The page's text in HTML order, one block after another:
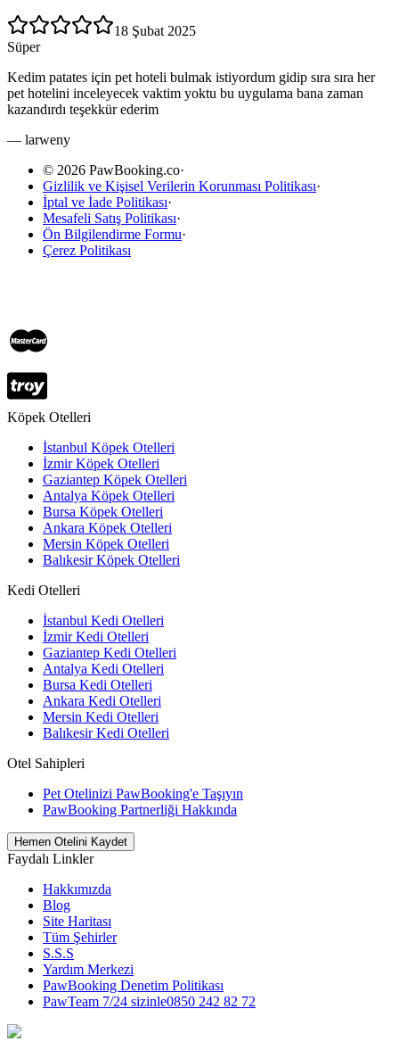
18 Şubat 2025
Süper
Kedim patates için pet hoteli bulmak istiyordum gidip sıra sıra her
pet hotelini inceleyecek vaktim yoktu bu uygulama bana zaman
kazandırdı teşekkür ederim
— larweny
© 2026 PawBooking.co·
Gizlilik ve Kişisel Verilerin Korunması Politikası·
İptal ve İade Politikası·
Mesafeli Satış Politikası·
Ön Bilgilendirme Formu·
Çerez Politikası
Köpek Otelleri
İstanbul Köpek Otelleri
İzmir Köpek Otelleri
Gaziantep Köpek Otelleri
Antalya Köpek Otelleri
Bursa Köpek Otelleri
Ankara Köpek Otelleri
Mersin Köpek Otelleri
Balıkesir Köpek Otelleri
Kedi Otelleri
İstanbul Kedi Otelleri
İzmir Kedi Otelleri
Gaziantep Kedi Otelleri
Antalya Kedi Otelleri
Bursa Kedi Otelleri
Ankara Kedi Otelleri
Mersin Kedi Otelleri
Balıkesir Kedi Otelleri
Otel Sahipleri
Pet Otelinizi PawBooking'e Taşıyın
PawBooking Partnerliği Hakkında
Hemen Otelini Kaydet
Faydalı Linkler
Hakkımızda
Blog
Site Haritası
Tüm Şehirler
S.S.S
Yardım Merkezi
PawBooking Denetim Politikası
PawTeam 7/24 sizinle0850 242 82 72